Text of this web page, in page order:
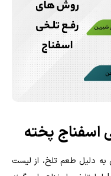
به دلیل طعم تلخ، از لیست